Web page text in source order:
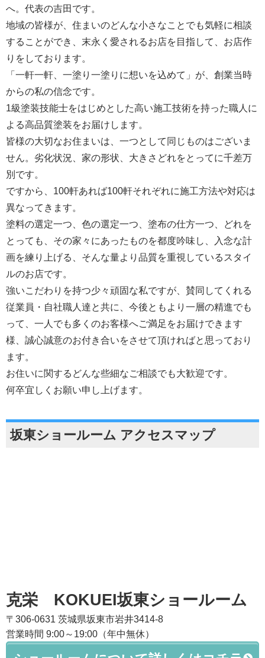
へ。代表の吉田です。
地域の皆様が、住まいのどんな小さなことでも気軽に相談
することができ、末永く愛されるお店を目指して、お店作
りをしております。
「一軒一軒、一塗り一塗りに想いを込めて」が、創業当時
からの私の信念です。
1級塗装技能士をはじめとした高い施工技術を持った職人に
よる高品質塗装をお届けします。
皆様の大切なお住まいは、一つとして同じものはございま
せん。劣化状況、家の形状、大きさどれをとってに千差万
別です。
ですから、100軒あれば100軒それぞれに施工方法や対応は
異なってきます。
塗料の選定一つ、色の選定一つ、塗布の仕方一つ、どれを
とっても、その家々にあったものを都度吟味し、入念な計
画を練り上げる、そんな量より品質を重視しているスタイ
ルのお店です。
強いこだわりを持つ少々頑固な私ですが、賛同してくれる
従業員・自社職人達と共に、今後ともより一層の精進でも
って、一人でも多くのお客様へご満足をお届けできます
様、誠心誠意のお付き合いをさせて頂ければと思っており
ます。
お住いに関するどんな些細なご相談でも大歓迎です。
何卒宜しくお願い申し上げます。
坂東ショールーム アクセスマップ
克栄 KOKUEI坂東ショールーム
〒306-0631 茨城県坂東市岩井3414-8
営業時間 9:00～19:00（年中無休）